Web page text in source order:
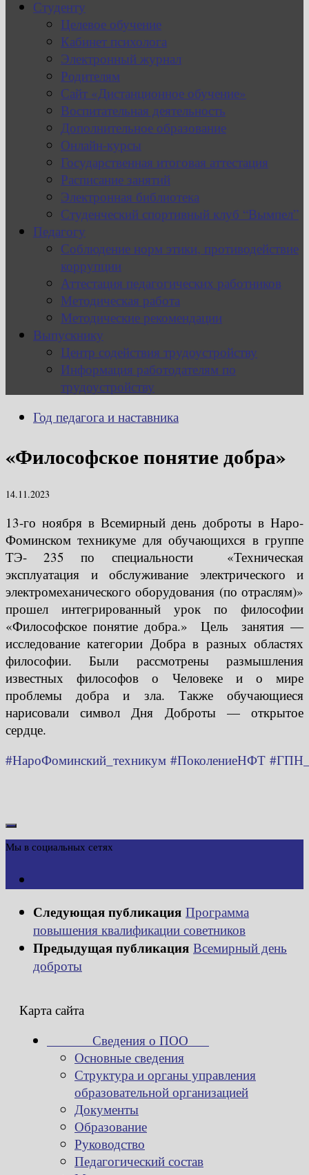
Студенту
Целевое обучение
Кабинет психолога
Электронный журнал
Родителям
Сайт «Дистанционное обучение»
Воспитательная деятельность
Дополнительное образование
Онлайн-курсы
Государственная итоговая аттестация
Расписание занятий
Электронная библиотека
Студенческий спортивный клуб “Вымпел”
Педагогу
Соблюдение норм этики, противодействие
коррупции
Аттестация педагогических работников
Методическая работа
Методические рекомендации
Выпускнику
Центр содействия трудоустройству
Информация работодателям по
трудоустройству
Год педагога и наставника
«Философское понятие добра»
14.11.2023
13-го ноября в Всемирный день доброты в Наро-
Фоминском техникуме для обучающихся в группе
ТЭ- 235 по специальности «Техническая
эксплуатация и обслуживание электрического и
электромеханического оборудования (по отраслям)»
прошел интегрированный урок по философии
«Философское понятие добра.» Цель занятия —
исследование категории Добра в разных областях
философии. Были рассмотрены размышления
известных философов о Человеке и о мире
проблемы добра и зла. Также обучающиеся
нарисовали символ Дня Доброты — открытое
сердце.
#НароФоминский_техникум #ПоколениеНФТ
Мы в социальных сетях
Следующая публикация Программа
повышения квалификации советников
Предыдущая публикация Всемирный день
доброты
Карта сайта
Сведения о ПОО
Основные сведения
Структура и органы управления
образовательной организацией
Документы
Образование
Руководство
Педагогический состав